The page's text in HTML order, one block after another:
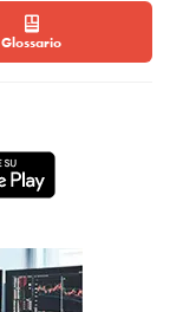
Glossario